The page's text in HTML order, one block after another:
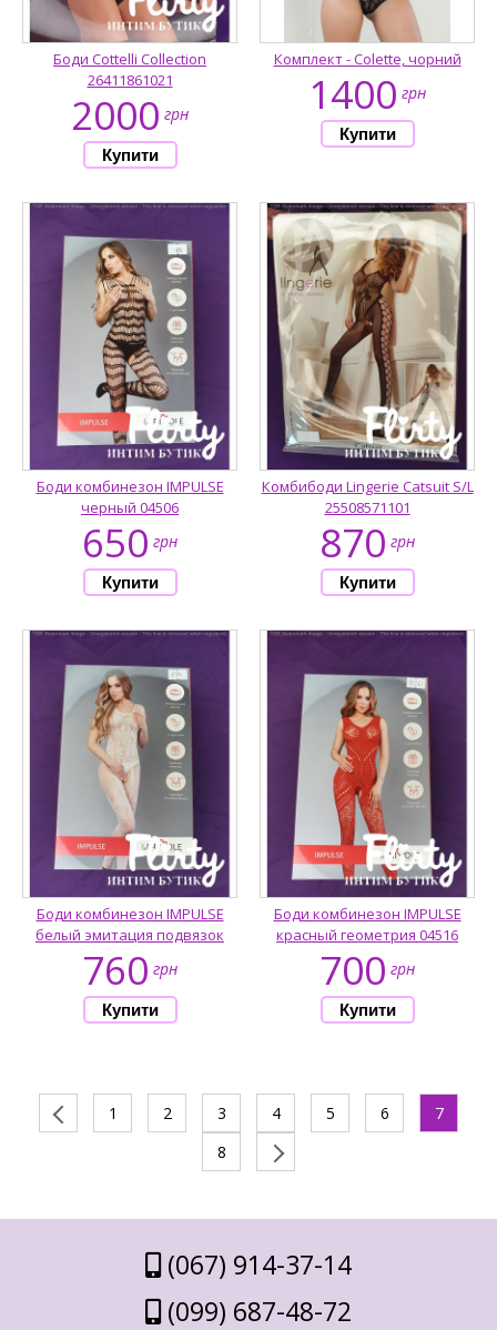
Боди Cottelli Collection
26411861021
2000 грн
Комплект - Colette, чорний
1400 грн
Боди комбинезон IMPULSE
черный 04506
650 грн
Комбибоди Lingerie Catsuit S/L
25508571101
870 грн
Боди комбинезон IMPULSE
белый эмитация подвязок
760 грн
Боди комбинезон IMPULSE
красный геометрия 04516
700 грн
1 2 3 4 5 6
7
8
(067) 914-37-14
(099) 687-48-72